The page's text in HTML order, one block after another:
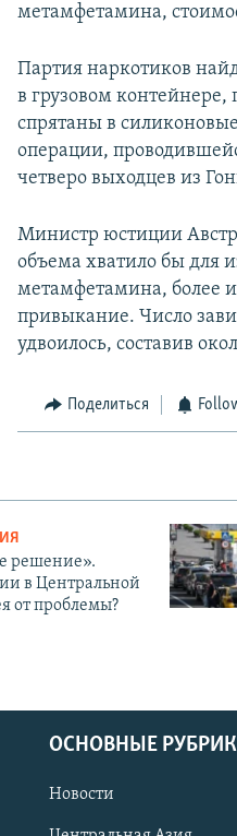
метамфетамина,
Партия наркотиков
в грузовом
спрятаны в
операции,
четверо выходцев из
Министр юстиции
объема хватило бы для
метамфетамина, более
привыкание. Число
удвоилось, составив
Поделиться
решение».
в Центральной
от проблемы?
ОСНОВНЫЕ
Новости